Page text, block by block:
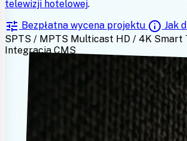
telewizji hotelowej.
tune Bezpłatna wycena projektu info Jak
SPTS / MPTS Multicast HD / 4K Smart
Integracja CMS